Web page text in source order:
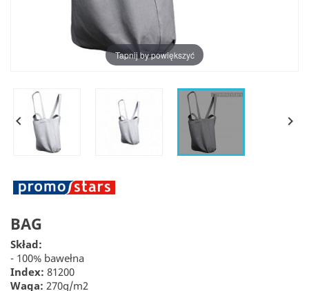
Tapnij by powiększyć
 
BAG
Skład:
- 100% bawełna
Index: 81200
Waga: 270g/m2